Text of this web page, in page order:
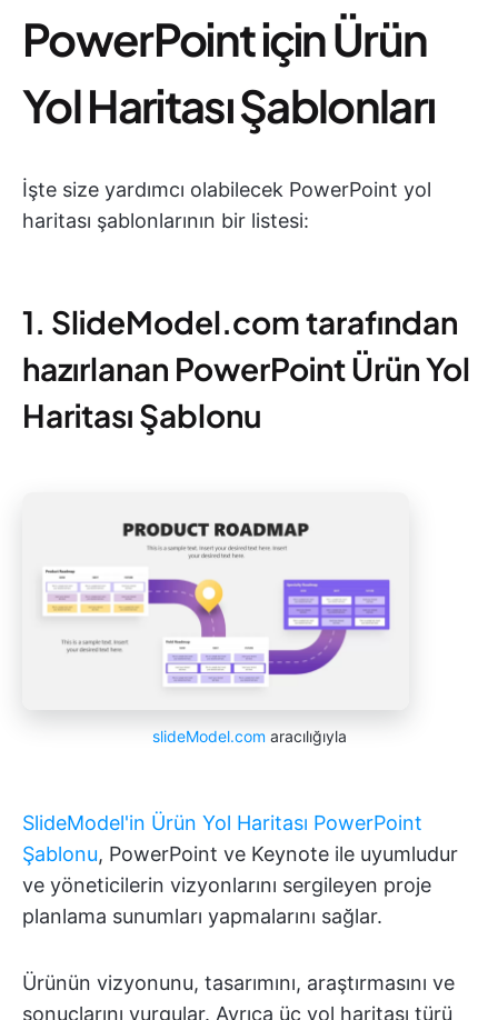
PowerPoint için Ürün
Yol Haritası Şablonları
İşte size yardımcı olabilecek PowerPoint yol
haritası şablonlarının bir listesi:
1. SlideModel.com tarafından
hazırlanan PowerPoint Ürün Yol
Haritası Şablonu
slideModel.com aracılığıyla
SlideModel'in Ürün Yol Haritası PowerPoint
Şablonu, PowerPoint ve Keynote ile uyumludur
ve yöneticilerin vizyonlarını sergileyen proje
planlama sunumları yapmalarını sağlar.
Ürünün vizyonunu, tasarımını, araştırmasını ve
sonuçlarını vurgular. Ayrıca üç yol haritası türü